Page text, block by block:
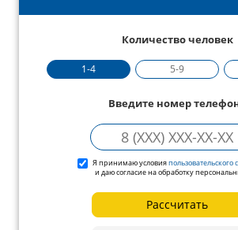
Количество человек
1-4 5-9
Введите номер
Я принимаю условияпользовательского
и даю согласие на обработку
Рассчитать